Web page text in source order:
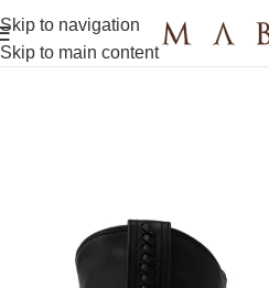
Skip to navigation
Skip to main content